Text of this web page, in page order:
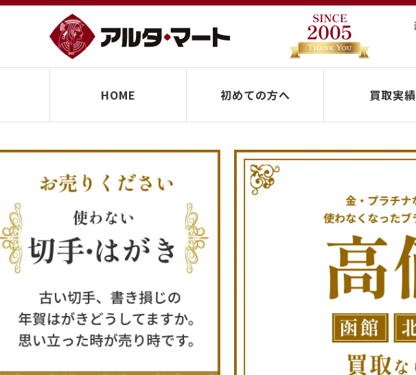
HOME 初めての方へ 買取実績